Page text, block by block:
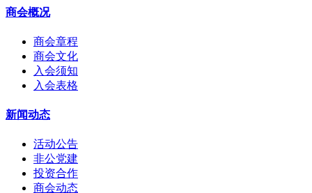
商会概况
商会章程
商会文化
入会须知
入会表格
新闻动态
活动公告
非公党建
投资合作
商会动态